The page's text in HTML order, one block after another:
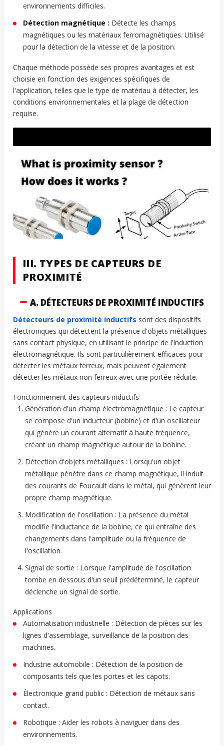
environnements difficiles.
Détection magnétique : Détecte les champs
magnétiques ou les matériaux ferromagnétiques. Utilisé
pour la détection de la vitesse et de la position.
Chaque méthode possède ses propres avantages et est
choisie en fonction des exigences spécifiques de
l'application, telles que le type de matériau à détecter, les
conditions environnementales et la plage de détection
requise.
III. TYPES DE CAPTEURS DE
PROXIMITÉ
A. DÉTECTEURS DE PROXIMITÉ INDUCTIFS
Détecteurs de proximité inductifs sont des dispositifs
électroniques qui détectent la présence d'objets métalliques
sans contact physique, en utilisant le principe de l'induction
électromagnétique. Ils sont particulièrement efficaces pour
détecter les métaux ferreux, mais peuvent également
détecter les métaux non ferreux avec une portée réduite.
Fonctionnement des capteurs inductifs
Génération d'un champ électromagnétique : Le capteur
se compose d'un inducteur (bobine) et d'un oscillateur
qui génère un courant alternatif à haute fréquence,
créant un champ magnétique autour de la bobine.
Détection d'objets métalliques : Lorsqu'un objet
métallique pénètre dans ce champ magnétique, il induit
des courants de Foucault dans le métal, qui génèrent leur
propre champ magnétique.
Modification de l'oscillation : La présence du métal
modifie l'inductance de la bobine, ce qui entraîne des
changements dans l'amplitude ou la fréquence de
l'oscillation.
Signal de sortie : Lorsque l'amplitude de l'oscillation
tombe en dessous d'un seuil prédéterminé, le capteur
déclenche un signal de sortie.
Applications
Automatisation industrielle : Détection de pièces sur les
lignes d'assemblage, surveillance de la position des
machines.
Industrie automobile : Détection de la position de
composants tels que les portes et les capots.
Électronique grand public : Détection de métaux sans
contact.
Robotique : Aider les robots à naviguer dans des
environnements.